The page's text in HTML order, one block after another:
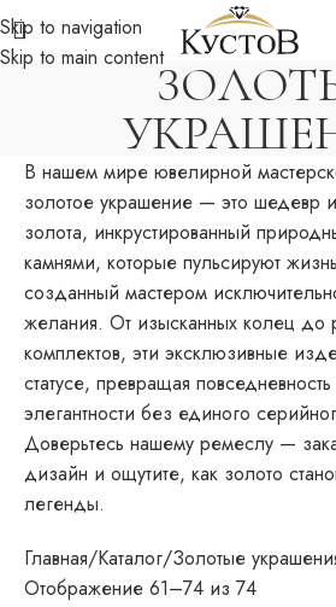
Skip to navigation
Skip to main content
В нашем мире ювелирной
золотое украшение — это шедевр
золота, инкрустированный
камнями, которые пульсируют
созданный мастером
желания. От изысканных колец до
комплектов, эти эксклюзивные
статусе, превращая
элегантности без единого
Доверьтесь нашему ремеслу —
дизайн и ощутите, как золото
легенды.
Главная Каталог Золотые
Отображение 61–74 из 74